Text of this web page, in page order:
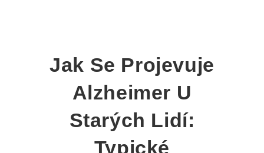
Jak Se Projevuje
Alzheimer U
Starých Lidí:
Typické